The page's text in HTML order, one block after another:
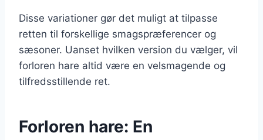
Disse variationer gør det muligt at tilpasse
retten til forskellige smagspræferencer og
sæsoner. Uanset hvilken version du vælger, vil
forloren hare altid være en velsmagende og
tilfredsstillende ret.
Forloren hare: En